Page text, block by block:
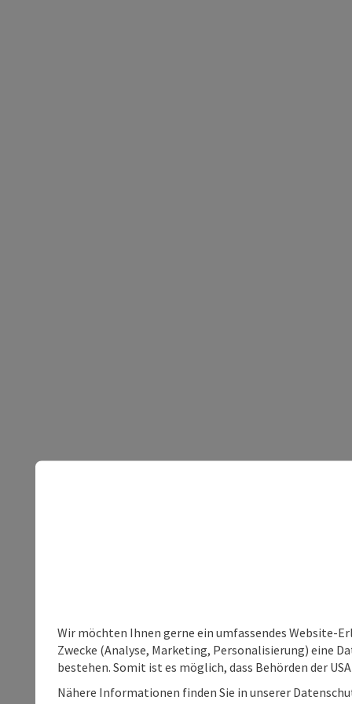
Wir möchten Ihnen gerne ein umfassendes Website-
Zwecke (Analyse, Marketing, Personalisierung) eine
bestehen. Somit ist es möglich, dass Behörden der
Nähere Informationen finden Sie in unserer